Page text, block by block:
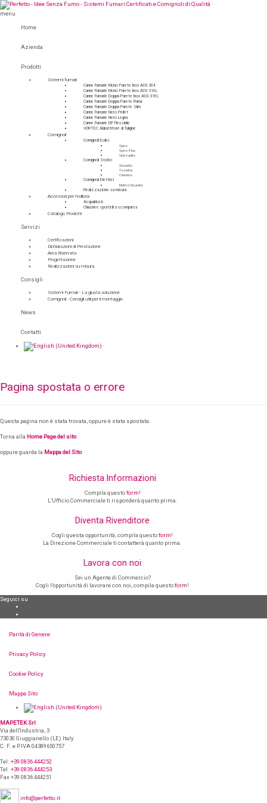
menu
Home
Azienda
Prodotti
Sistemi fumari
Canne Fumarie Mono Parete Inox AISI 304
Canne Fumarie Mono Parete Inox AISI 316L
Canne Fumarie Doppia Parete Inox AISI 316L
Canne Fumarie Doppia Parete Rame
Canne Fumarie Doppia Parete Slim
Canne Fumarie Nero Pellet
Canne Fumarie Nero Legna
Canne Fumarie DP Flessibile
VORTEC Abbattitore di fuligine
Comignoli
Comignoli Eolici
Spiro
Spiro Plus
Spirogallo
Comignoli Statici
Sicurello
Torretta
Cinesino
Comignoli Elettrici
ElettroSicurello
Realizzazione su misura
Accessori per l’edilizia
Acquablock
Chiusini e sportelli a scomparsa
Catalogo Prodotti
Servizi
Certificazioni
Dichiarazioni di Prestazione
Area Riservata
Progettazione
Realizzazioni su misura
Consigli
Sistemi Fumari - La giusta soluzione
Comignoli - Consigli utili per il montaggio
News
Contatti
Pagina spostata o errore
Questa pagina non è stata trovata, oppure è stata spostata.
Torna alla Home Page del sito
oppure guarda la Mappa del Sito
Richiesta Informazioni
Compila questoform!
L’Ufficio Commerciale ti risponderà quanto prima.
Diventa Rivenditore
Cogli questa opportunità, compila questoform!
La Direzione Commerciale ti contatterà quanto prima.
Lavora con noi
Sei un Agente di Commercio?
Cogli l’opportunità di lavorare con noi, compila questoform!
Seguici su
Parità di Genere
Privacy Policy
Cookie Policy
Mappa Sito
MAPETEK Srl
Via dell'Industria, 3
73030 Giuggianello (LE) Italy
C. F. e P.IVA 04389650757
Tel. +39 0836 444252
Tel. +39 0836 444253
Fax +39 0836 444251
info@perfetto.it